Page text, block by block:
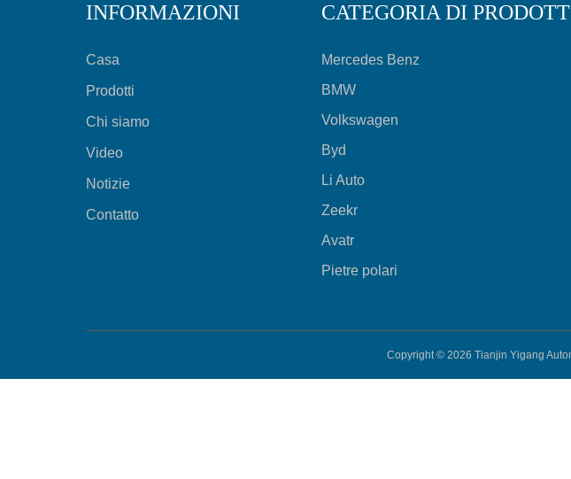
INFORMAZIONI
Casa
Prodotti
Chi siamo
Video
Notizie
Contatto
CATEGORIA DI
Mercedes Benz
BMW
Volkswagen
Byd
Li Auto
Zeekr
Avatr
Pietre polari
Copyright © 2026 Tianjin Yigang